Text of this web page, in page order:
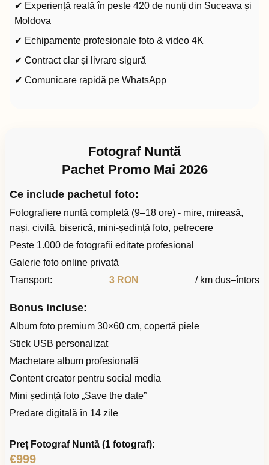
✔ Experiență reală în peste 420 de nunți din Suceava și
Moldova
✔ Echipamente profesionale foto & video 4K
✔ Contract clar și livrare sigură
✔ Comunicare rapidă pe WhatsApp
Fotograf Nuntă
Pachet Promo Mai 2026
Ce include pachetul foto:
Fotografiere nuntă completă (9–18 ore) - mire, mireasă,
nași, civilă, biserică, mini-ședință foto, petrecere
Peste 1.000 de fotografii editate profesional
Galerie foto online privată
Transport:
3 RON / km dus–întors
Bonus incluse:
Album foto premium 30×60 cm, copertă piele
Stick USB personalizat
Machetare album profesională
Content creator pentru social media
Mini ședință foto „Save the date”
Predare digitală în 14 zile
Preț Fotograf Nuntă (1 fotograf):
€999